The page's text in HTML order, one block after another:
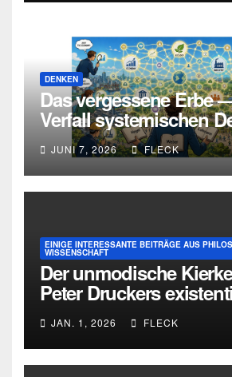
DENKEN
Das vergessene Erbe
Verfall systemischen
Deutschland
JUNI 7, 2026 FLECK
EINIGE INTERESSANTE BEITRÄGE AUS
WISSENSCHAFT
Der unmodische
Peter Druckers
JAN. 1, 2026 FLECK